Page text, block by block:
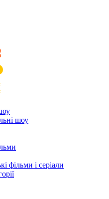
шоу
фільми і серіали